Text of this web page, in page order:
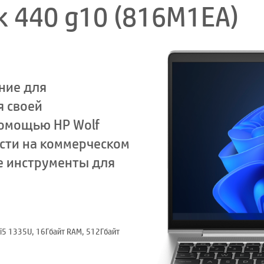
g10 (816M1EA)
для
своей
HP Wolf
на коммерческом
инструменты для
1335U, 16Гбайт RAM, 512Гбайт